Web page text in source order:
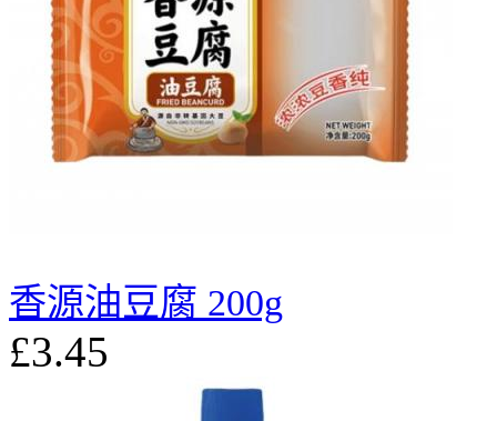
香源油豆腐 200g
£3.45